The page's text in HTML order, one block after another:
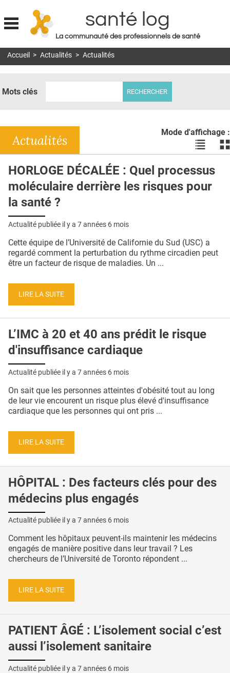
Jump to navigation
santé log
La communauté des professionnels de santé
MON COMPTE
DOSSIERS
RÉSEAUX
E-REVUE SAD
L'APP
PUBLICITÉ
CONTACT
Accueil > Actualités > Actualités
Mots clés
Mode d'affichage :
Voir
les
en
liste
les
Actualités
HORLOGE DÉCALÉE : Quel processus
moléculaire derrière les risques pour
la santé ?
Actualité publiée il y a 7 années 6 mois
Cette équipe de l’Université de Californie du Sud (USC) a
regardé comment la perturbation du rythme circadien peut
être un facteur de risque de maladies. Un ...
LIRE LA SUITE
L’IMC à 20 et 40 ans prédit le risque
d'insuffisance cardiaque
Actualité publiée il y a 7 années 6 mois
On sait que les personnes atteintes d'obésité tout au long
de leur vie encourent un risque plus élevé d'insuffisance
cardiaque que les personnes qui ont pris ...
LIRE LA SUITE
HÔPITAL : Des facteurs clés pour des
médecins plus engagés
Actualité publiée il y a 7 années 6 mois
Comment les hôpitaux peuvent-ils maintenir les médecins
engagés de manière positive dans leur travail ? Les
chercheurs de l’Université de Toronto répondent ...
LIRE LA SUITE
PATIENT ÂGÉ : L’isolement social c’est
aussi l’isolement sanitaire
Actualité publiée il y a 7 années 6 mois